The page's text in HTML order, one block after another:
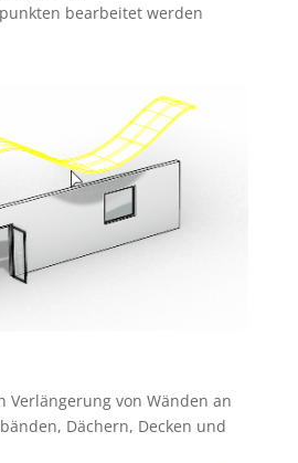
bearbeitet werden
Verlängerung von Wänden an
Dächern, Decken und